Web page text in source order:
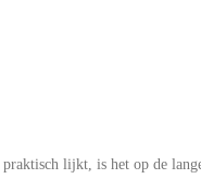
lijkt, is het op de